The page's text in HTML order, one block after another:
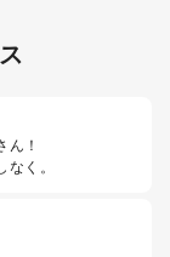
ん！
く。